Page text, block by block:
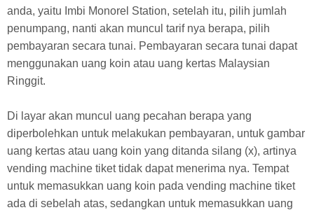
anda, yaitu Imbi Monorel Station, setelah itu, pilih jumlah
penumpang, nanti akan muncul tarif nya berapa, pilih
pembayaran secara tunai. Pembayaran secara tunai dapat
menggunakan uang koin atau uang kertas Malaysian
Ringgit.
Di layar akan muncul uang pecahan berapa yang
diperbolehkan untuk melakukan pembayaran, untuk gambar
uang kertas atau uang koin yang ditanda silang (x), artinya
vending machine tiket tidak dapat menerima nya. Tempat
untuk memasukkan uang koin pada vending machine tiket
ada di sebelah atas, sedangkan untuk memasukkan uang